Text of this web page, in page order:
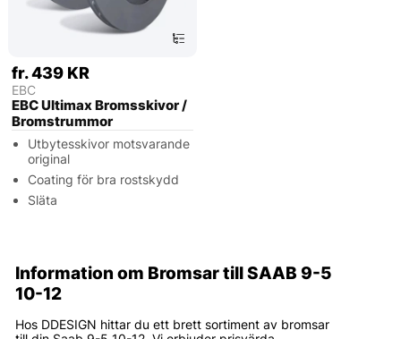
fr. 439 KR
EBC
EBC Ultimax Bromsskivor /
Bromstrummor
Utbytesskivor motsvarande
original
Coating för bra rostskydd
Släta
Information om Bromsar till SAAB 9-5
10-12
Hos DDESIGN hittar du ett brett sortiment av bromsar